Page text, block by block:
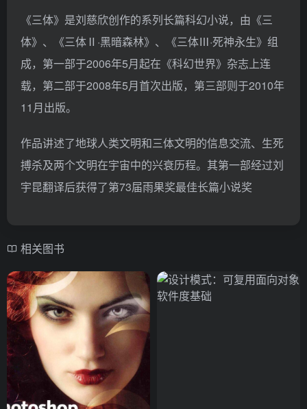
《三体》是刘慈欣创作的系列长篇科幻小说，由《三
体》、《三体Ⅱ·黑暗森林》、《三体Ⅲ·死神永生》组
成，第一部于2006年5月起在《科幻世界》杂志上连
载，第二部于2008年5月首次出版，第三部则于2010年
11月出版。
作品讲述了地球人类文明和三体文明的信息交流、生死
搏杀及两个文明在宇宙中的兴衰历程。其第一部经过刘
宇昆翻译后获得了第73届雨果奖最佳长篇小说奖
相关图书